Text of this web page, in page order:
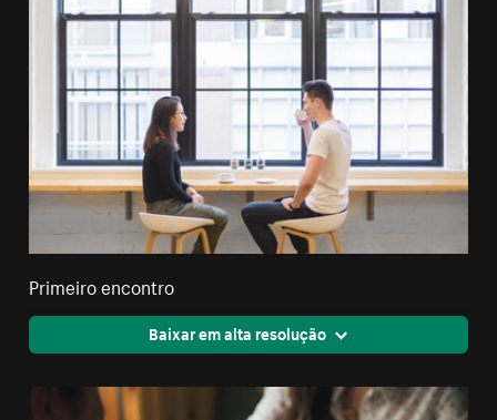
Primeiro encontro
Baixar em alta resolução